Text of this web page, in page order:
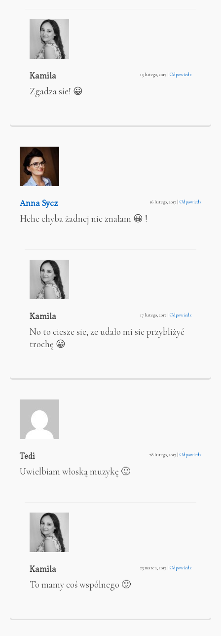
Kamila 15 lutego, 2017 | Odpowiedz
Zgadza sie! 😀
Anna Sycz 16 lutego, 2017 | Odpowiedz
Hehe chyba żadnej nie znałam 😀 !
Kamila 17 lutego, 2017 | Odpowiedz
No to ciesze sie, ze udało mi sie przybliżyć
trochę 😀
Tedi 28 lutego, 2017 | Odpowiedz
Uwielbiam włoską muzykę 🙂
Kamila 23 marca, 2017 | Odpowiedz
To mamy coś wspólnego 🙂